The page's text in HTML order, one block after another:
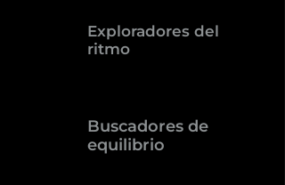
Exploradores del
ritmo
Buscadores de
equilibrio